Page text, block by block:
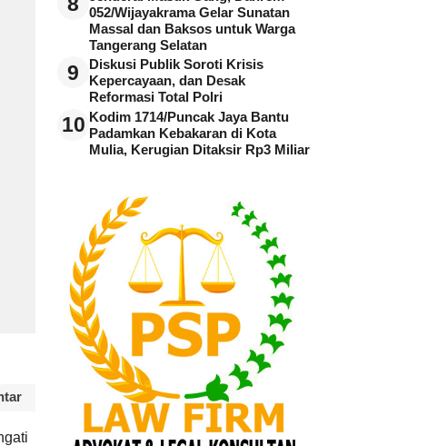
052/Wijayakrama Gelar Sunatan
Massal dan Baksos untuk Warga
Tangerang Selatan
9
Diskusi Publik Soroti Krisis
Kepercayaan, dan Desak
Reformasi Total Polri
10 Kodim 1714/Puncak Jaya Bantu
Padamkan Kebakaran di Kota
Mulia, Kerugian Ditaksir Rp3 Miliar